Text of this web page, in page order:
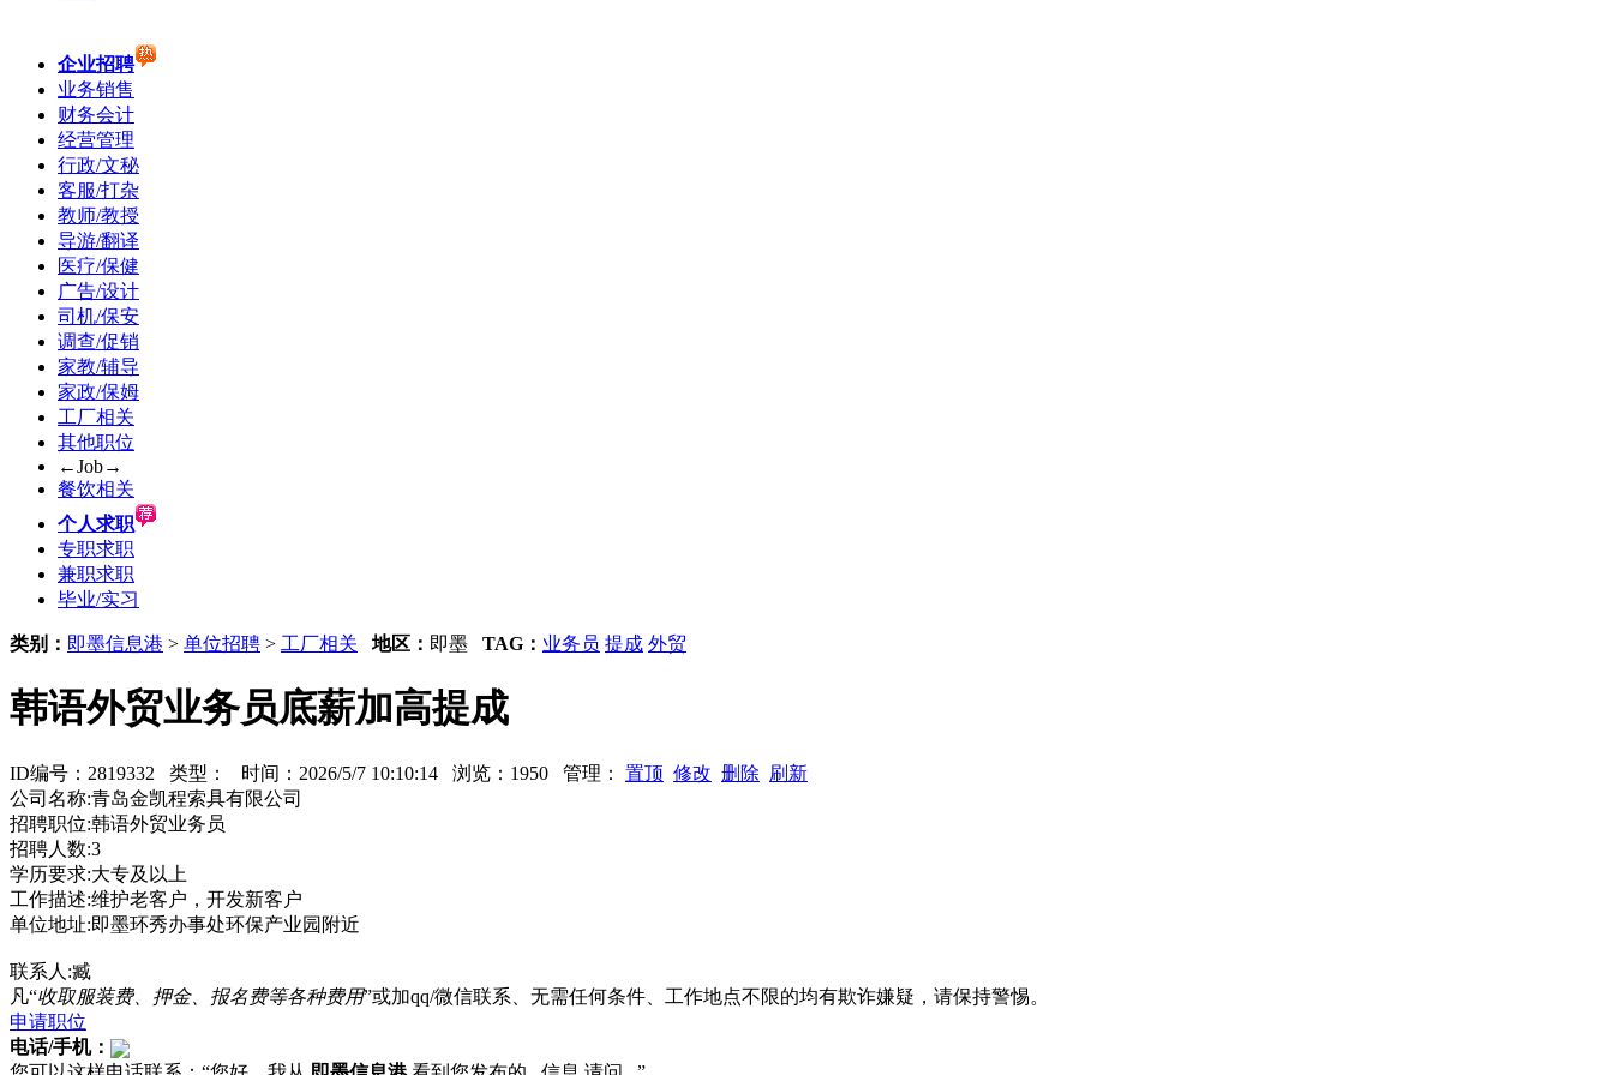
企业招聘
业务销售
财务会计
经营管理
行政/文秘
客服/打杂
教师/教授
导游/翻译
医疗/保健
广告/设计
司机/保安
调查/促销
家教/辅导
家政/保姆
工厂相关
其他职位
←Job→
餐饮相关
个人求职
专职求职
兼职求职
毕业/实习
类别： 即墨信息港 > 单位招聘 > 工厂相关 地区： 即墨 TAG： 业务员 提成 外贸
韩语外贸业务员底薪加高提成
ID编号：2819332 类型： 时间：2026/5/7 10:10:14 浏览：1950 管理： 置顶 修改 删除 刷新
公司名称:青岛金凯程索具有限公司
招聘职位:韩语外贸业务员
招聘人数:3
学历要求:大专及以上
工作描述:维护老客户，开发新客户
单位地址:即墨环秀办事处环保产业园附近
联系人:臧
凡“收取服装费、押金、报名费等各种费用”或加qq/微信联系、无需任何条件、工作地点不限的均有欺诈嫌疑，请保持警惕。
申请职位
电话/手机：